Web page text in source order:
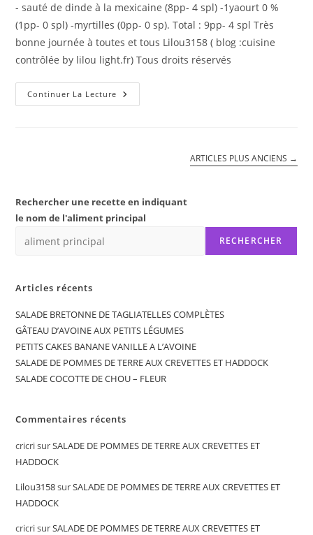
- sauté de dinde à la mexicaine (8pp- 4 spl) -1yaourt 0 %
(1pp- 0 spl) -myrtilles (0pp- 0 sp). Total : 9pp- 4 spl Très
bonne journée à toutes et tous Lilou3158 ( blog :cuisine
contrôlée by lilou light.fr) Tous droits réservés
Continuer La Lecture SAUTE
DE
ARTICLES PLUS ANCIENS →
Rechercher une recette en indiquant
le nom de l'aliment principal
RECHERCHER
Articles récents
SALADE BRETONNE DE TAGLIATELLES COMPLÈTES
GÂTEAU D’AVOINE AUX PETITS LÉGUMES
PETITS CAKES BANANE VANILLE A L’AVOINE
SALADE DE POMMES DE TERRE AUX CREVETTES ET HADDOCK
SALADE COCOTTE DE CHOU – FLEUR
Commentaires récents
cricrisurSALADE DE POMMES DE TERRE AUX CREVETTES ET
HADDOCK
Lilou3158surSALADE DE POMMES DE TERRE AUX CREVETTES ET
HADDOCK
cricrisurSALADE DE POMMES DE TERRE AUX CREVETTES ET